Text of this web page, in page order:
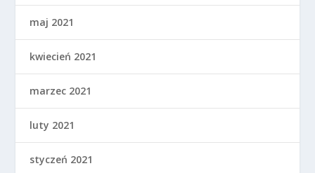
maj 2021
kwiecień 2021
marzec 2021
luty 2021
styczeń 2021